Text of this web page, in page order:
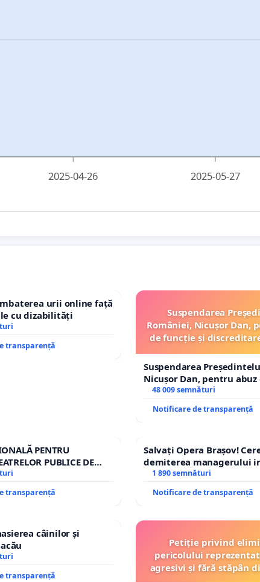
2025-04-26 2025-05-27
urii online față
cu dizabilități
transparență
Suspendarea
României, Nicușor Dan,
de funcție și
Suspendarea
Nicușor Dan, pentru
și discreditarea statului
48 009 semnături
Notificare de transparență
PENTRU
PUBLICE DE
DIN ROMÂNIA
transparență
Salvați Opera Brașov!
demiterea managerului
Petrean Lucian-Marius!
1 890 semnături
Notificare de transparență
câinilor și
transparență
Petiție privind
pericolului
agresivi și fără stăpân